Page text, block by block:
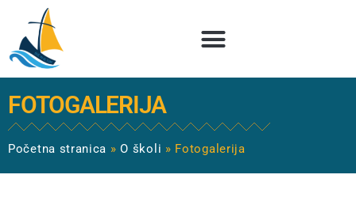
FOTOGALERIJA
Početna stranica »O školi » Fotogalerija